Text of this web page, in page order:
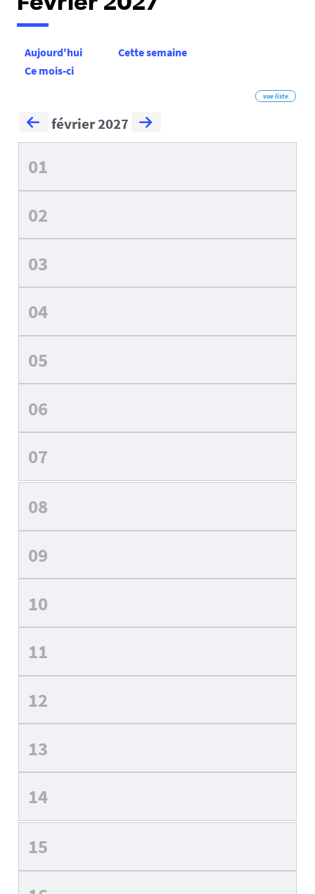
Février 2027
Aujourd'hui
Cette semaine
Ce mois-ci
vue liste
février 2027
01
02
03
04
05
06
07
08
09
10
11
12
13
14
15